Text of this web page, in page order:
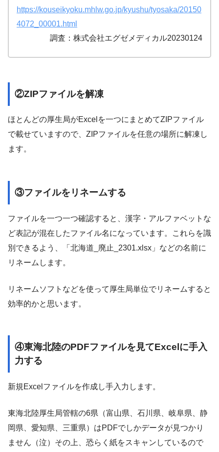
https://kouseikyoku.mhlw.go.jp/kyushu/tyosaka/20150
4072_00001.html
調査：株式会社エグゼメディカル20230124
②ZIPファイルを解凍
ほとんどの厚生局がExcelを一つにまとめてZIPファイル
で載せていますので、ZIPファイルを任意の場所に解凍し
ます。
③ファイルをリネームする
ファイルを一つ一つ確認すると、漢字・アルファベットな
ど表記が混在したファイル名になっています。これらを識
別できるよう、「北海道_廃止_2301.xlsx」などの名前に
リネームします。
リネームソフトなどを使って厚生局単位でリネームすると
効率的かと思います。
④東海北陸のPDFファイルを見てExcelに手入
力する
新規Excelファイルを作成し手入力します。
東海北陸厚生局管轄の6県（富山県、石川県、岐阜県、静
岡県、愛知県、三重県）はPDFでしかデータが見つかり
ません（泣）その上、恐らく紙をスキャンしているので